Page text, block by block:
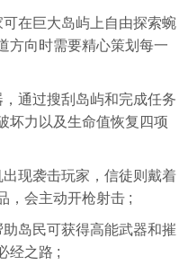
在巨大岛屿上自由探索蜿
方向时需要精心策划每一
通过搜刮岛屿和完成任务
坏力以及生命值恢复四项
现袭击玩家，信徒则戴着
，会主动开枪射击 ;
岛民可获得高能武器和摧
经之路 ;